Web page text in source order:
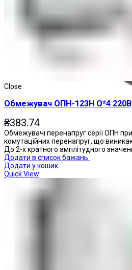
Close
Обмежувач ОПН-123Н О*4 220В
₴383.74
Обмежувачі перенапруг серії ОПН
комутаційних перенапруг, що
До 2-х кратного амплітудного
Додати в список бажань
Додати у кошик
Quick View